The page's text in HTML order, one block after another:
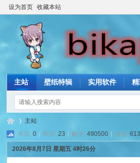
设为首页 收藏本站
主站 壁纸特辑 实用软件
主站
今日:0 昨日:23 帖子:490500 会员:
2026年8月7日 星期五 4时26分